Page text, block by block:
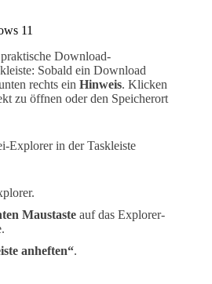
11
Download-
Sobald ein Download
rechts ein Hinweis. Klicken
zu öffnen oder den Speicherort
Explorer in der Taskleiste
Maustaste auf das Explorer-
anheften“.